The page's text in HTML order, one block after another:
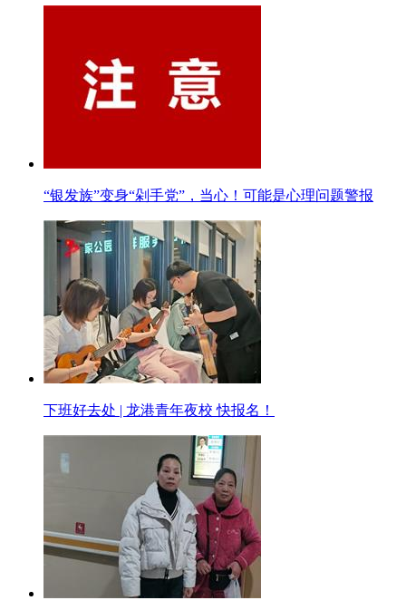
“银发族”变身“剁手党”，当心！可能是心理问题警报
下班好去处 | 龙港青年夜校 快报名！